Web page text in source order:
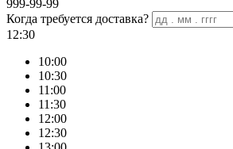
999-99-99
Когда требуется доставка?
12:30
10:00
10:30
11:00
11:30
12:00
12:30